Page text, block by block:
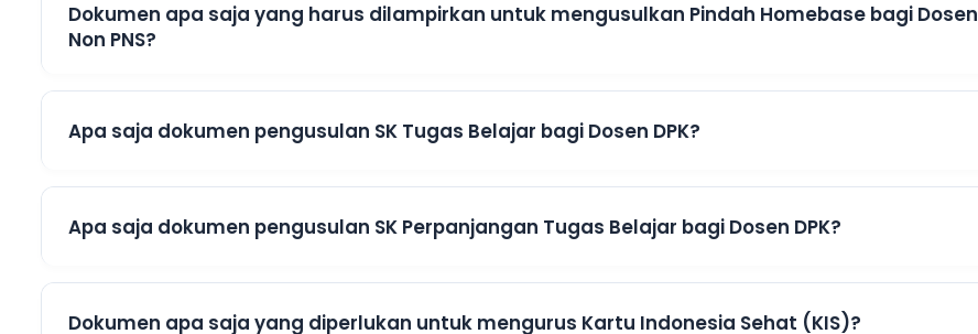
Dokumen apa saja yang harus dilampirkan untuk mengusulkan Pindah Homebase bagi Dosen
Non PNS?
Apa saja dokumen pengusulan SK Tugas Belajar bagi Dosen DPK?
Apa saja dokumen pengusulan SK Perpanjangan Tugas Belajar bagi Dosen DPK?
Dokumen apa saja yang diperlukan untuk mengurus Kartu Indonesia Sehat (KIS)?